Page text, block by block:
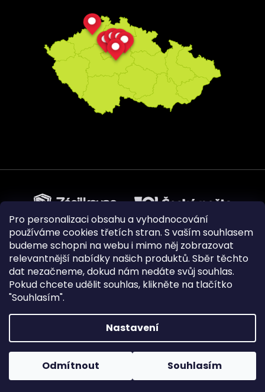
Pro personalizaci obsahu a vyhodnocování
používáme cookies třetích stran. S vaším souhlasem
budeme schopni na webu i mimo něj zobrazovat
relevantnější nabídky našich produktů. Sběr těchto
dat nezačneme, dokud nám nedáte svůj souhlas.
Pokud chcete udělit souhlas, klikněte na tlačítko
"Souhlasím".
Nastavení
Odmítnout Souhlasím
Vytvořil Shoptet|Upravilo
Copyright 2026Pejskovice . Všechna práva vyhrazena.